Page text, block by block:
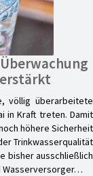
völlig überarbeitete
in Kraft treten. Damit
höhere Sicherheit
Trinkwasserqualität
bisher ausschließlich
Wasserversorger…